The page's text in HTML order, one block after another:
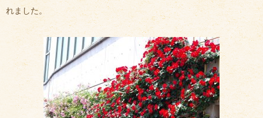
れました。